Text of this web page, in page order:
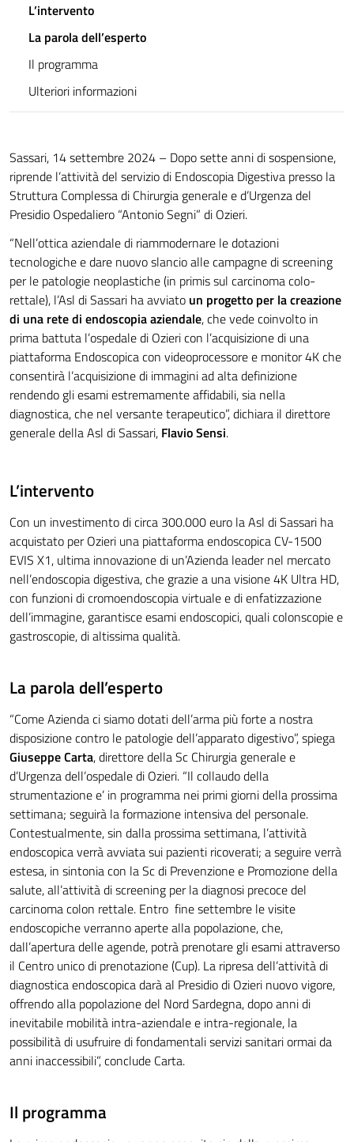
L’intervento
La parola dell’esperto
Il programma
Ulteriori informazioni
Sassari, 14 settembre 2024 – Dopo sette anni di sospensione,
riprende l’attività del servizio di Endoscopia Digestiva presso la
Struttura Complessa di Chirurgia generale e d’Urgenza del
Presidio Ospedaliero “Antonio Segni” di Ozieri.
“Nell’ottica aziendale di riammodernare le dotazioni
tecnologiche e dare nuovo slancio alle campagne di screening
per le patologie neoplastiche (in primis sul carcinoma colo-
rettale), l’Asl di Sassari ha avviato un progetto per la creazione
di una rete di endoscopia aziendale, che vede coinvolto in
prima battuta l’ospedale di Ozieri con l’acquisizione di una
piattaforma Endoscopica con videoprocessore e monitor 4K che
consentirà l’acquisizione di immagini ad alta definizione
rendendo gli esami estremamente affidabili, sia nella
diagnostica, che nel versante terapeutico”, dichiara il direttore
generale della Asl di Sassari, Flavio Sensi.
L’intervento
Con un investimento di circa 300.000 euro la Asl di Sassari ha
acquistato per Ozieri una piattaforma endoscopica CV-1500
EVIS X1, ultima innovazione di un’Azienda leader nel mercato
nell’endoscopia digestiva, che grazie a una visione 4K Ultra HD,
con funzioni di cromoendoscopia virtuale e di enfatizzazione
dell’immagine, garantisce esami endoscopici, quali colonscopie e
gastroscopie, di altissima qualità.
La parola dell’esperto
“Come Azienda ci siamo dotati dell’arma più forte a nostra
disposizione contro le patologie dell’apparato digestivo”, spiega
Giuseppe Carta, direttore della Sc Chirurgia generale e
d’Urgenza dell’ospedale di Ozieri. “Il collaudo della
strumentazione e’ in programma nei primi giorni della prossima
settimana; seguirà la formazione intensiva del personale.
Contestualmente, sin dalla prossima settimana, l’attività
endoscopica verrà avviata sui pazienti ricoverati; a seguire verrà
estesa, in sintonia con la Sc di Prevenzione e Promozione della
salute, all’attività di screening per la diagnosi precoce del
carcinoma colon rettale. Entro fine settembre le visite
endoscopiche verranno aperte alla popolazione, che,
dall’apertura delle agende, potrà prenotare gli esami attraverso
il Centro unico di prenotazione (Cup). La ripresa dell’attività di
diagnostica endoscopica darà al Presidio di Ozieri nuovo vigore,
offrendo alla popolazione del Nord Sardegna, dopo anni di
inevitabile mobilità intra-aziendale e intra-regionale, la
possibilità di usufruire di fondamentali servizi sanitari ormai da
anni inaccessibili”, conclude Carta.
Il programma